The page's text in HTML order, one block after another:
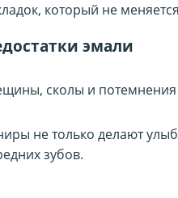
который не
эмали
сколы и потемнения
не только делают
зубов.